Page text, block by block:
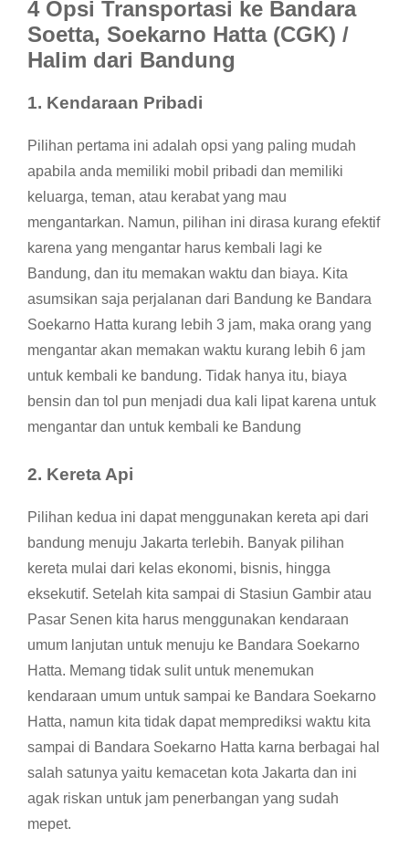
4 Opsi Transportasi ke Bandara
Soetta, Soekarno Hatta (CGK) /
Halim dari Bandung
1. Kendaraan Pribadi
Pilihan pertama ini adalah opsi yang paling mudah
apabila anda memiliki mobil pribadi dan memiliki
keluarga, teman, atau kerabat yang mau
mengantarkan. Namun, pilihan ini dirasa kurang efektif
karena yang mengantar harus kembali lagi ke
Bandung, dan itu memakan waktu dan biaya. Kita
asumsikan saja perjalanan dari Bandung ke Bandara
Soekarno Hatta kurang lebih 3 jam, maka orang yang
mengantar akan memakan waktu kurang lebih 6 jam
untuk kembali ke bandung. Tidak hanya itu, biaya
bensin dan tol pun menjadi dua kali lipat karena untuk
mengantar dan untuk kembali ke Bandung
2. Kereta Api
Pilihan kedua ini dapat menggunakan kereta api dari
bandung menuju Jakarta terlebih. Banyak pilihan
kereta mulai dari kelas ekonomi, bisnis, hingga
eksekutif. Setelah kita sampai di Stasiun Gambir atau
Pasar Senen kita harus menggunakan kendaraan
umum lanjutan untuk menuju ke Bandara Soekarno
Hatta. Memang tidak sulit untuk menemukan
kendaraan umum untuk sampai ke Bandara Soekarno
Hatta, namun kita tidak dapat memprediksi waktu kita
sampai di Bandara Soekarno Hatta karna berbagai hal
salah satunya yaitu kemacetan kota Jakarta dan ini
agak riskan untuk jam penerbangan yang sudah
mepet.